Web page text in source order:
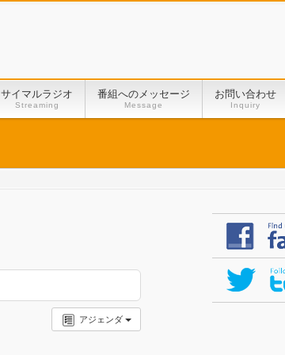
サイマルラジオ
Streaming
番組へのメッセージ
Message
お問い合わせ
Inquiry
アジェンダ